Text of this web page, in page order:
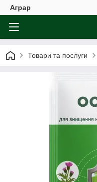
Аграр
Товари та послуги